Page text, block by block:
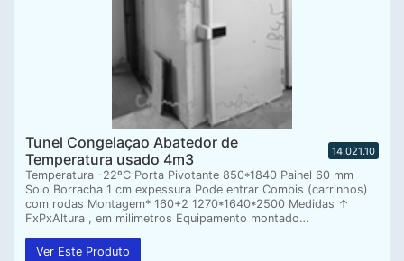
Tunel Congelaçao Abatedor de
Temperatura usado 4m3
14.021.10
Temperatura -22ºC Porta Pivotante 850*1840 Painel 60 mm
Solo Borracha 1 cm expessura Pode entrar Combis (carrinhos)
com rodas Montagem* 160+2 1270*1640*2500 Medidas ↑
FxPxAltura , em milimetros Equipamento montado…
Ver Este Produto